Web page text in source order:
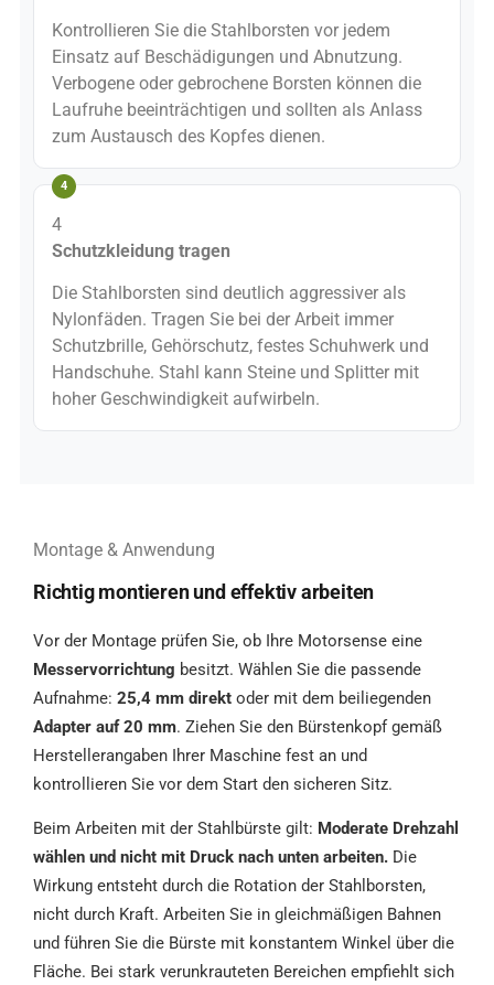
Kontrollieren Sie die Stahlborsten vor jedem
Einsatz auf Beschädigungen und Abnutzung.
Verbogene oder gebrochene Borsten können die
Laufruhe beeinträchtigen und sollten als Anlass
zum Austausch des Kopfes dienen.
4
Schutzkleidung tragen
Die Stahlborsten sind deutlich aggressiver als
Nylonfäden. Tragen Sie bei der Arbeit immer
Schutzbrille, Gehörschutz, festes Schuhwerk und
Handschuhe. Stahl kann Steine und Splitter mit
hoher Geschwindigkeit aufwirbeln.
Montage & Anwendung
Richtig montieren und effektiv arbeiten
Vor der Montage prüfen Sie, ob Ihre Motorsense eine
Messervorrichtung besitzt. Wählen Sie die passende
Aufnahme: 25,4 mm direkt oder mit dem beiliegenden
Adapter auf 20 mm. Ziehen Sie den Bürstenkopf gemäß
Herstellerangaben Ihrer Maschine fest an und
kontrollieren Sie vor dem Start den sicheren Sitz.
Beim Arbeiten mit der Stahlbürste gilt: Moderate Drehzahl
wählen und nicht mit Druck nach unten arbeiten. Die
Wirkung entsteht durch die Rotation der Stahlborsten,
nicht durch Kraft. Arbeiten Sie in gleichmäßigen Bahnen
und führen Sie die Bürste mit konstantem Winkel über die
Fläche. Bei stark verunkrauteten Bereichen empfiehlt sich